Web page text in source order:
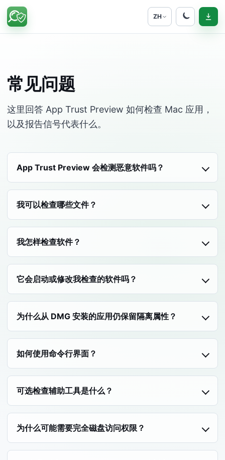
ZH
常见问题
这里回答 App Trust Preview 如何检查 Mac 应用，
以及报告信号代表什么。
App Trust Preview 会检测恶意软件吗？
我可以检查哪些文件？
我怎样检查软件？
它会启动或修改我检查的软件吗？
为什么从 DMG 安装的应用仍保留隔离属性？
如何使用命令行界面？
可选检查辅助工具是什么？
为什么可能需要完全磁盘访问权限？